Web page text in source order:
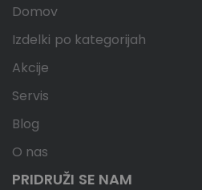
Domov
Izdelki po kategorijah
Akcije
Servis
Blog
O nas
PRIDRUŽI SE NAM